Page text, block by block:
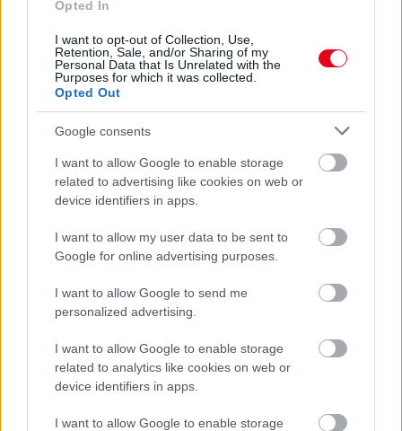
Opted In
I want to opt-out of Collection, Use,
Retention, Sale, and/or Sharing of my
Personal Data that Is Unrelated with the
Purposes for which it was collected.
Opted Out
Google consents
I want to allow Google to enable storage
related to advertising like cookies on web or
device identifiers in apps.
I want to allow my user data to be sent to
Google for online advertising purposes.
I want to allow Google to send me
personalized advertising.
I want to allow Google to enable storage
related to analytics like cookies on web or
device identifiers in apps.
I want to allow Google to enable storage
3 órája
Óriási bevétel-visszaesést könyvelhetett el az F1 a
második negyedévben
5 órája
F1-es nyári szünetben